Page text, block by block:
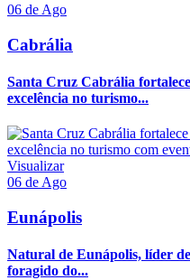
06 de Ago
Cabrália
Santa Cruz Cabrália
excelência no turismo...
Visualizar
06 de Ago
Eunápolis
Natural de Eunápolis, líder de
foragido do...